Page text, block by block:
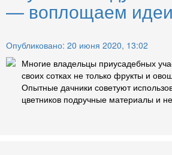
— воплощаем
Опубликовано: 20 июня 2020, 13:02
Многие владельцы приусадебных
своих сотках не только фрукты и
Опытные дачники советуют
цветников подручные материалы и